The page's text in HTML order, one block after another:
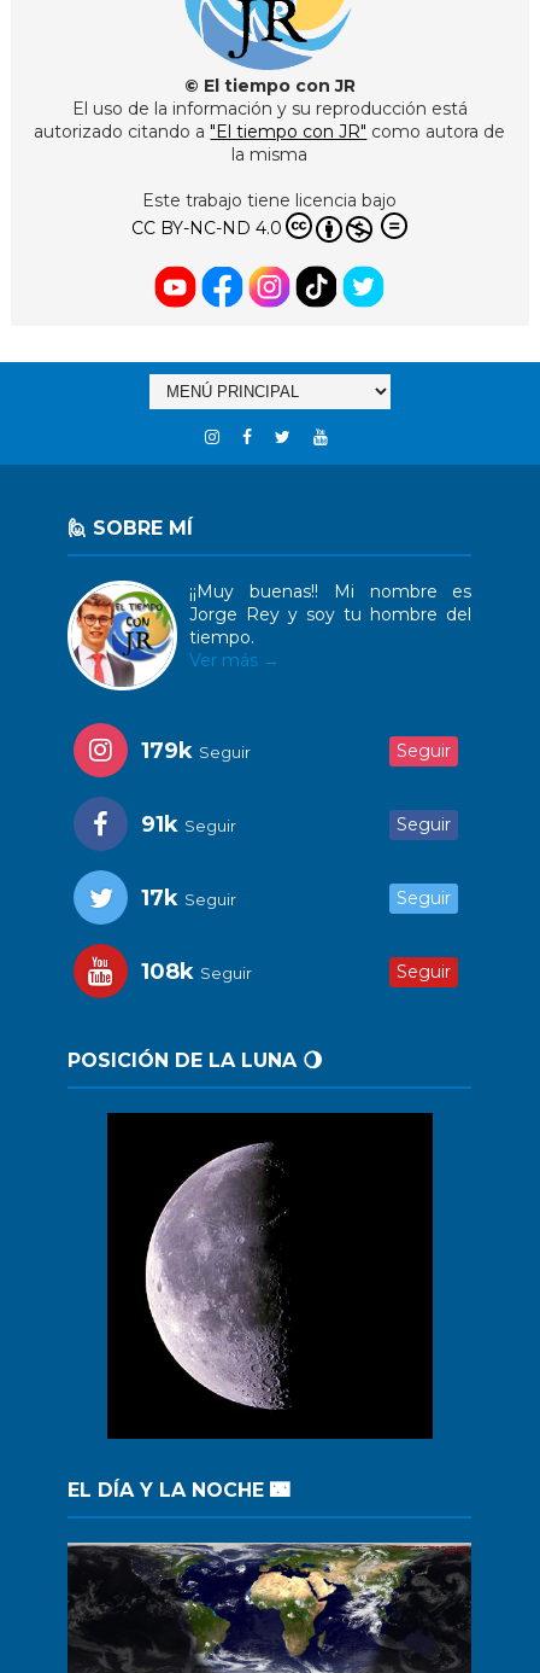
© El tiempo con JR
El uso de la información y su reproducción está
autorizado citando a "El tiempo con JR" como autora de
la misma
Este trabajo tiene licencia bajo
CC BY-NC-ND 4.0
🙋 SOBRE MÍ
¡¡Muy buenas!! Mi nombre es
Jorge Rey y soy tu hombre del
tiempo.
Ver más →
179k Seguir Seguir
91k Seguir Seguir
17k Seguir Seguir
108k Seguir Seguir
POSICIÓN DE LA LUNA 🌖
EL DÍA Y LA NOCHE 🌃